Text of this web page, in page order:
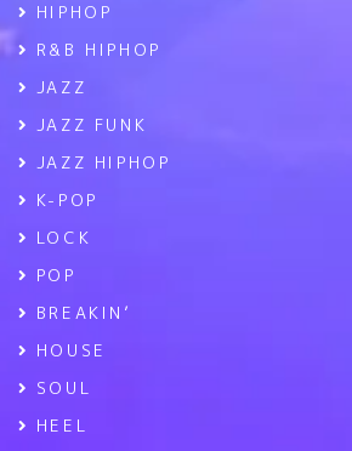
HIPHOP
R&B HIPHOP
JAZZ
JAZZ FUNK
JAZZ HIPHOP
K-POP
LOCK
POP
BREAKIN’
HOUSE
SOUL
HEEL